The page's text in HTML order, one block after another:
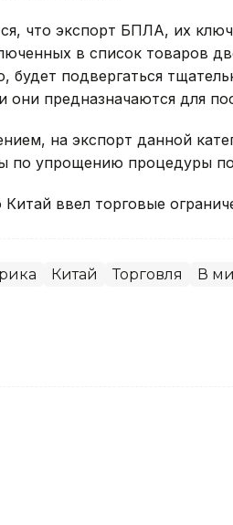
что экспорт БПЛА, их
в список товаров
будет подвергаться
они предназначаются для
на экспорт данной
по упрощению процедуры
Китай ввел торговые
Китай Торговля В